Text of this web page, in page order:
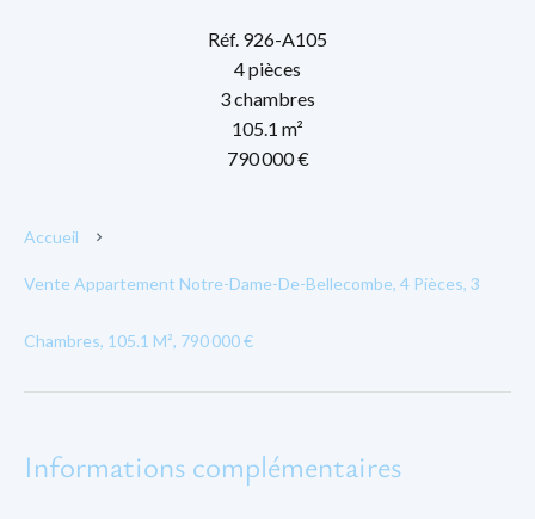
Réf. 926-A105
4 pièces
3 chambres
105.1 m²
790 000 €
Accueil
Vente Appartement Notre-Dame-De-Bellecombe, 4 Pièces, 3
Chambres, 105.1 M², 790 000 €
Informations complémentaires